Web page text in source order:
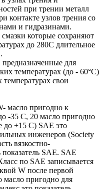
при трении металл
контакте узлов трения со
и гидразинами.
которые сохраняют
до 280С длительное
для
температурах (до - 60°С)
свои
масло пригодно к
-35 С, 20 масло пригодно
до +15 С) SAE это
инженеров (Society
вязкостно-
SAE. SAE
по SAE записывается
W после первой
масло пригодно для